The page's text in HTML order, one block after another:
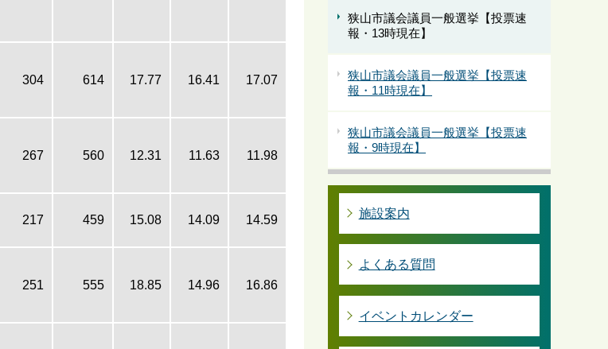
304 614 17.77 16.41 17.07
267 560 12.31 11.63 11.98
217 459 15.08 14.09 14.59
251 555 18.85 14.96 16.86
狭山市議会議員一般選挙【投票速
報・13時現在】
狭山市議会議員一般選挙【投票速
報・11時現在】
狭山市議会議員一般選挙【投票速
報・9時現在】
施設案内
よくある質問
イベントカレンダー